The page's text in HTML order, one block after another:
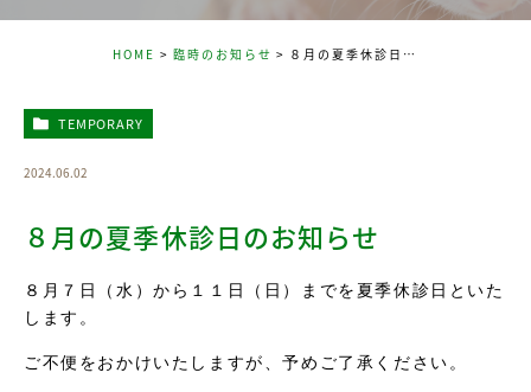
HOME 臨時のお知らせ ８月の夏季休診日のお知らせ
TEMPORARY
2024.06.02
８月の夏季休診日のお知らせ
８月７日（水）から１１日（日）までを夏季休診日といた
します。
ご不便をおかけいたしますが、予めご了承ください。